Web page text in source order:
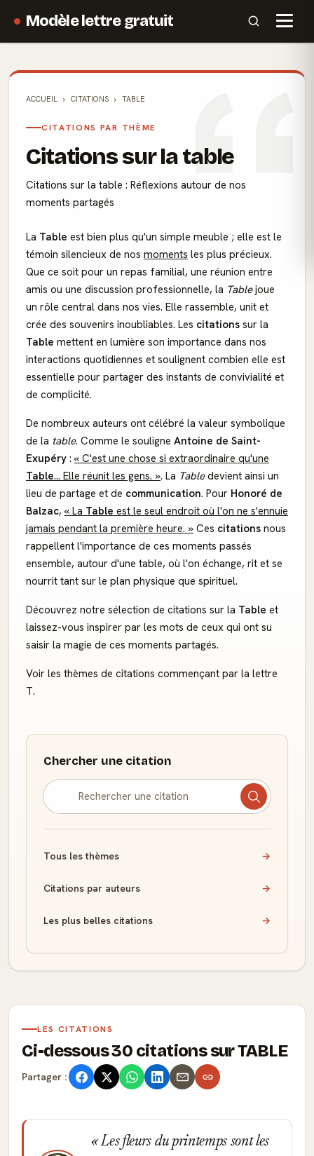
Modèle lettre gratuit
ACCUEIL CITATIONS TABLE
CITATIONS PAR THÈME
Citations sur la table
Citations sur la table : Réflexions autour de nos
moments partagés
La Table est bien plus qu'un simple meuble ; elle est le
témoin silencieux de nos moments les plus précieux.
Que ce soit pour un repas familial, une réunion entre
amis ou une discussion professionnelle, la Tablejoue
un rôle central dans nos vies. Elle rassemble, unit et
crée des souvenirs inoubliables. Les citations sur la
Table mettent en lumière son importance dans nos
interactions quotidiennes et soulignent combien elle est
essentielle pour partager des instants de convivialité et
de complicité.
De nombreux auteurs ont célébré la valeur symbolique
de la table. Comme le souligne Antoine de Saint-
Exupéry : « C'est une chose si extraordinaire qu'une
Table... Elle réunit les gens. ». La Tabledevient ainsi un
lieu de partage et de communication. Pour Honoré de
Balzac, « La Table est le seul endroit où l'on ne s'ennuie
jamais pendant la première heure. » Ces citations nous
rappellent l'importance de ces moments passés
ensemble, autour d'une table, où l'on échange, rit et se
nourrit tant sur le plan physique que spirituel.
Découvrez notre sélection de citations sur la Table et
laissez-vous inspirer par les mots de ceux qui ont su
saisir la magie de ces moments partagés.
Voir les thèmes de citations commençant par la lettre
T.
Chercher une citation
Tous les thèmes →
Citations par auteurs →
Les plus belles citations →
LES CITATIONS
Ci-dessous 30 citations sur TABLE
Partager :
Les fleurs du printemps sont les